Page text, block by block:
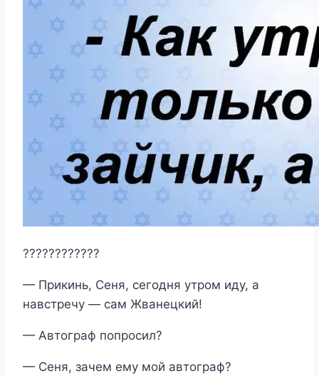
????????????
— Прикинь, Сеня, сегодня утром иду, а
навстречу — сам Жванецкий!
— Автограф попросил?
— Сеня, зачем ему мой автограф?